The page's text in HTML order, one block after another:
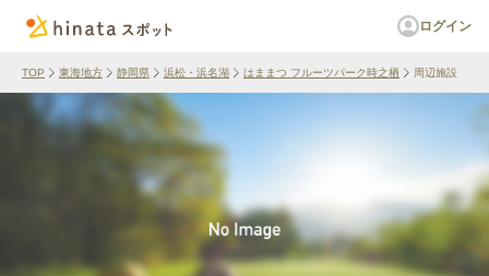
ログイン
TOP 東海地方 静岡県 浜松・浜名湖 はままつ フルーツパーク時之栖 周辺施設